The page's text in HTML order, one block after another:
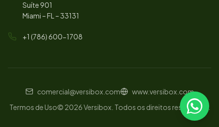
Suíte 901
Miami – FL – 33131
+1 (786) 600-1708
comercial@versibox.com
www.versibox.com
Termos de Uso© 2026Versibox. Todos os direitos reservados.